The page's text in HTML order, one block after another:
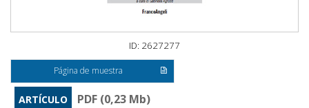
ID: 2627277
Página de muestra
ARTÍCULO
PDF (0,23 Mb)